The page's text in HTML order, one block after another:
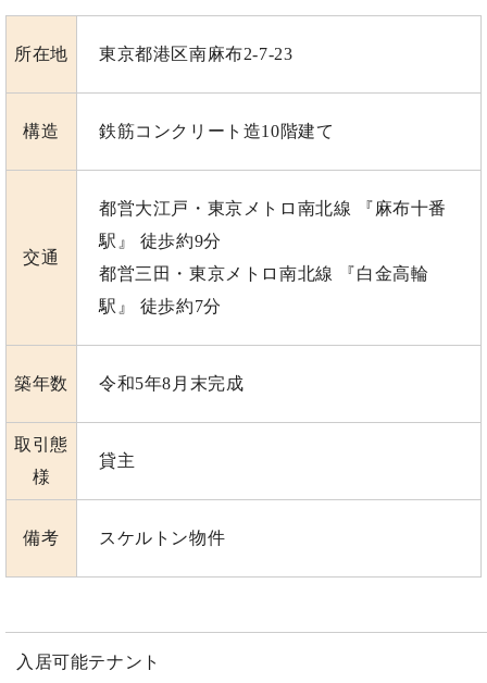
所在地 東京都港区南麻布2-7-23
構造 鉄筋コンクリート造10階建て
交通
都営大江戸・東京メトロ南北線
『麻布十番
駅』 徒歩約9分
都営三田・東京メトロ南北線
『白金高輪
駅』 徒歩約7分
築年数 令和5年8月末完成
取引態
様
貸主
備考 スケルトン物件
入居可能テナント